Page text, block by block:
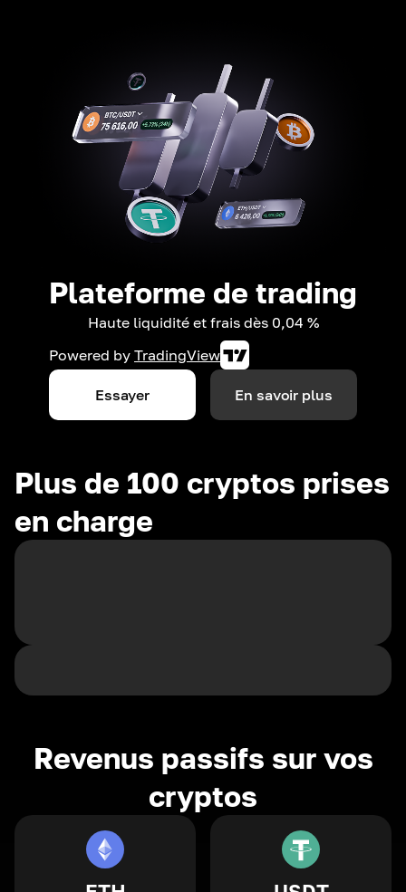
Plateforme de trading
Haute liquidité et frais dès 0,04 %
Powered by TradingView
Essayer En savoir plus
Plus de 100 cryptos prises
en charge
Revenus passifs sur vos
cryptos